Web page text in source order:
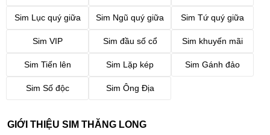
Sim Lục quý giữa Sim Ngũ quý giữa Sim Tứ quý giữa
Sim VIP Sim đầu số cổ Sim khuyến mãi
Sim Tiến lên Sim Lặp kép Sim Gánh đảo
Sim Số độc Sim Ông Địa
GIỚI THIỆU SIM THĂNG LONG